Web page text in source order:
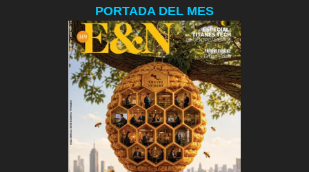
PORTADA DEL MES